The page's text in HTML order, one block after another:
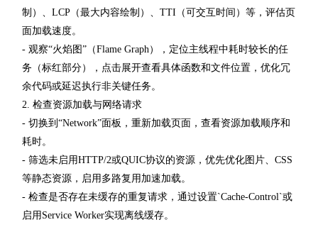
制）、LCP（最大内容绘制）、TTI（可交互时间）等，评估页
面加载速度。
- 观察“火焰图”（Flame Graph），定位主线程中耗时较长的任
务（标红部分），点击展开查看具体函数和文件位置，优化冗
余代码或延迟执行非关键任务。
2. 检查资源加载与网络请求
- 切换到“Network”面板，重新加载页面，查看资源加载顺序和
耗时。
- 筛选未启用HTTP/2或QUIC协议的资源，优先优化图片、CSS
等静态资源，启用多路复用加速加载。
- 检查是否存在未缓存的重复请求，通过设置`Cache-Control`或
启用Service Worker实现离线缓存。